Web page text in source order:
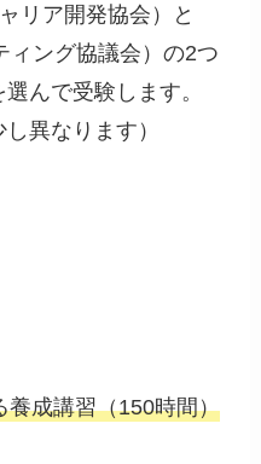
リア開発協会）と
ィング協議会）の2つ
んで受験します。
異なります）
養成講習（150時間）